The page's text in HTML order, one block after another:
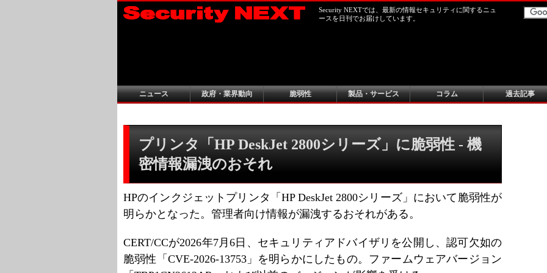
Security NEXTでは、最新の情報セキュリティに関するニュ
ースを日刊でお届けしています。
ニュース 政府・業界動向 脆弱性 製品・サービス コラム 過去記事
プリンタ「HP DeskJet 2800シリーズ」に脆弱性 - 機
密情報漏洩のおそれ
HPのインクジェットプリンタ「HP DeskJet 2800シリーズ」において脆弱性が
明らかとなった。管理者向け情報が漏洩するおそれがある。
CERT/CCが2026年7月6日、セキュリティアドバイザリを公開し、認可欠如の
脆弱性「CVE-2026-13753」を明らかにしたもの。ファームウェアバージョン